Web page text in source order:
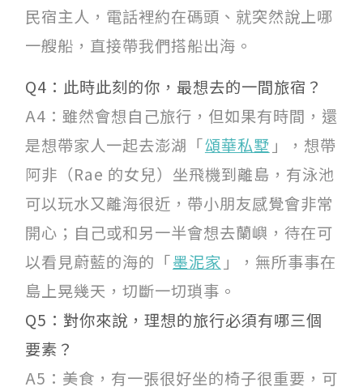
民宿主人，電話裡約在碼頭、就突然說上哪
一艘船，直接帶我們搭船出海。
Q4：此時此刻的你，最想去的一間旅宿？
A4：雖然會想自己旅行，但如果有時間，還
是想帶家人一起去澎湖「頌華私墅 」，想帶
阿非（Rae 的女兒）坐飛機到離島，有泳池
可以玩水又離海很近，帶小朋友感覺會非常
開心；自己或和另一半會想去蘭嶼，待在可
以看見蔚藍的海的「墨泥家 」，無所事事在
島上晃幾天，切斷一切瑣事。
Q5：對你來說，理想的旅行必須有哪三個
要素？
A5：美食，有一張很好坐的椅子很重要，可